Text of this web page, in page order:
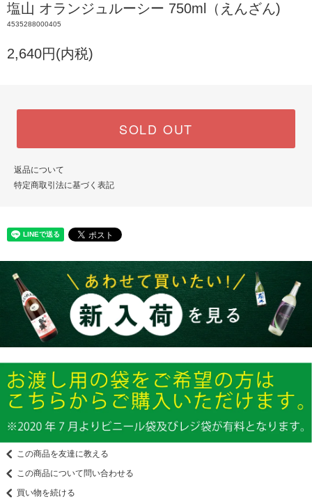
塩山 オランジュルーシー 750ml（えんざん)
4535288000405
2,640円(内税)
SOLD OUT
返品について
特定商取引法に基づく表記
この商品を友達に教える
この商品について問い合わせる
買い物を続ける